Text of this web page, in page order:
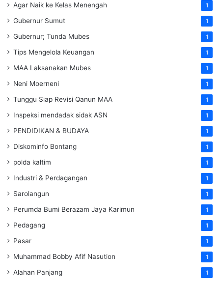
Agar Naik ke Kelas Menengah 1
Gubernur Sumut 1
Gubernur; Tunda Mubes 1
Tips Mengelola Keuangan 1
MAA Laksanakan Mubes 1
Neni Moerneni 1
Tunggu Siap Revisi Qanun MAA 1
Inspeksi mendadak sidak ASN 1
PENDIDIKAN & BUDAYA 1
Diskominfo Bontang 1
polda kaltim 1
Industri & Perdagangan 1
Sarolangun 1
Perumda Bumi Berazam Jaya Karimun 1
Pedagang 1
Pasar 1
Muhammad Bobby Afif Nasution 1
Alahan Panjang 1